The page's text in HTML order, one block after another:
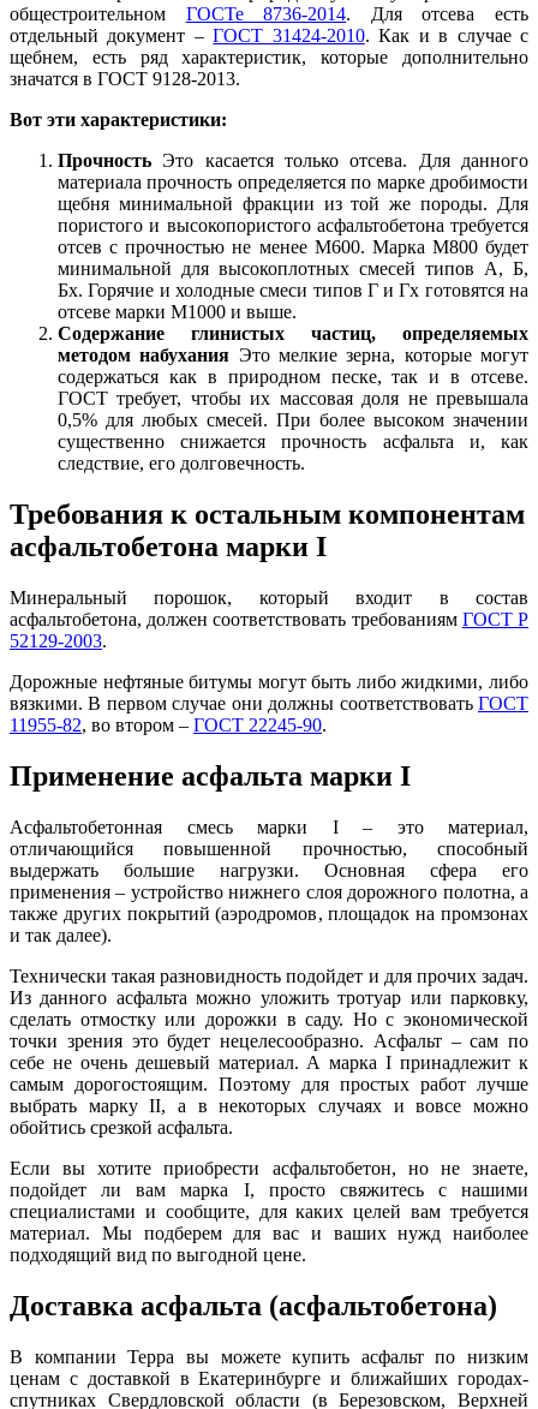
общестроительном ГОСТе 8736-2014. Для отсева есть
отдельный документ –ГОСТ 31424-2010. Как и в случае с
щебнем, есть ряд характеристик, которые дополнительно
значатся в ГОСТ 9128-2013.
Вот эти характеристики:
ПрочностьЭто касается только отсева. Для данного
материала прочность определяется по марке дробимости
щебня минимальной фракции из той же породы. Для
пористого и высокопористого асфальтобетона требуется
отсевс прочностью не менее М600. Марка М800 будет
минимальной для высокоплотных смесей типов А, Б,
Бх. Горячие и холодные смеси типов Г и Гх готовятся на
отсеве марки М1000 и выше.
Содержание глинистых частиц, определяемых
методом набухания Это мелкие зерна, которые могут
содержаться как в природном песке, так и в отсеве.
ГОСТ требует, чтобы их массовая доля не превышала
0,5% для любых смесей. При более высоком значении
существенно снижается прочность асфальта и, как
следствие, его долговечность.
Требования к остальным компонентам
асфальтобетона марки I
Минеральный порошок, который входит в состав
асфальтобетона, должен соответствовать требованиям ГОСТ Р
52129-2003.
Дорожные нефтяные битумы могут быть либо жидкими, либо
вязкими. В первом случае они должны соответствовать ГОСТ
11955-82, во втором – ГОСТ 22245-90.
Применение асфальта марки I
Асфальтобетонная смесь марки I – это материал,
отличающийся повышенной прочностью, способный
выдержать большие нагрузки. Основная сфера его
применения – устройство нижнего слоя дорожного полотна, а
также других покрытий (аэродромов, площадок на промзонах
и так далее).
Технически такая разновидность подойдет и для прочих задач.
Из данного асфальта можно уложить тротуар или парковку,
сделать отмостку или дорожки в саду. Но с экономической
точки зрения это будет нецелесообразно. Асфальт – сам по
себе не очень дешевый материал. А марка I принадлежит к
самым дорогостоящим. Поэтому для простых работ лучше
выбрать марку II, а в некоторых случаях и вовсе можно
обойтись срезкой асфальта.
Если вы хотите приобрести асфальтобетон, но не знаете,
подойдет ли вам марка I, просто свяжитесь с нашими
специалистами и сообщите, для каких целей вам требуется
материал. Мы подберем для вас и ваших нужд наиболее
подходящий вид по выгодной цене.
Доставка асфальта (асфальтобетона)
В компании Терра вы можете купить асфальт по низким
ценам с доставкой в Екатеринбурге и ближайших городах-
спутниках Свердловской области (в Березовском, Верхней